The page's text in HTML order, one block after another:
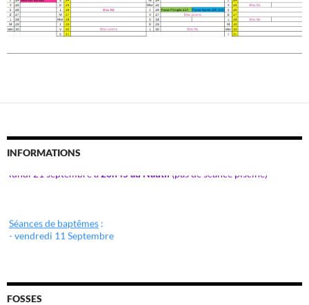
INFORMATIONS
Le bureau du Club de la Bulle vous attend pour le pot de rentrée le
Séances de baptêmes :
- vendredi 11 Septembre
- lundi 14 Septembre
Venez nous retrouver au forum des associations deRoissy en Brie le
Samedi 5 Septembre et de Pontault-Combault le 6 Septembre 2026
FOSSES